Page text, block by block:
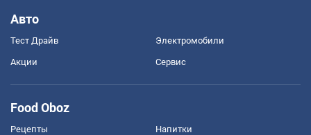
Авто
Тест Драйв Электромобили
Акции Сервис
Food Oboz
Рецепты Напитки